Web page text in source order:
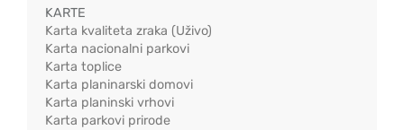
KARTE
Karta kvaliteta zraka (Uživo)
Karta nacionalni parkovi
Karta toplice
Karta planinarski domovi
Karta planinski vrhovi
Karta parkovi prirode